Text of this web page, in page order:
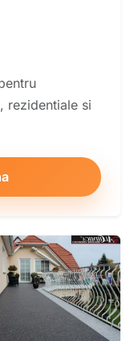
rezidentiale si